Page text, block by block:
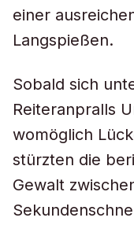
einer
Langspießen.
Sobald sich
Reiteranpralls
womöglich
stürzten die
Gewalt